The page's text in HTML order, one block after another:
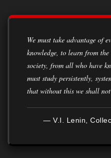
We must take advantage of every opportunity to acquire
knowledge, to learn from
society, from all who have
must study persistently,
that without this we shall
— V.I. Lenin,